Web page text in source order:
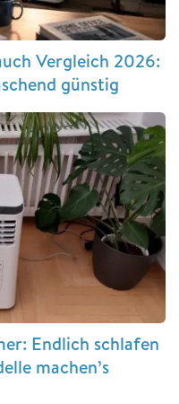
Vergleich 2026:
günstig
Endlich schlafen
machen’s